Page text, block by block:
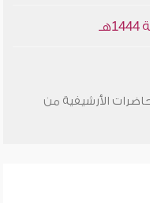
الأرشيفية من